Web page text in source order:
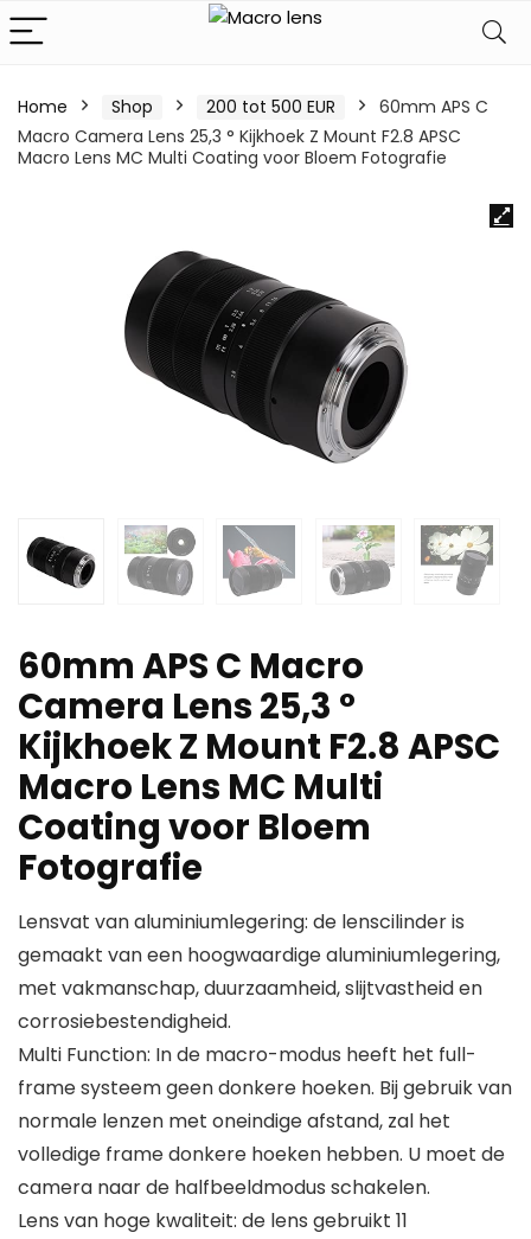
Home Shop 200 tot 500 EUR
60mm APS C
Macro Camera Lens 25,3 ° Kijkhoek Z Mount F2.8 APSC
Macro Lens MC Multi Coating voor Bloem Fotografie
60mm APS C Macro
Camera Lens 25,3 °
Kijkhoek Z Mount F2.8 APSC
Macro Lens MC Multi
Coating voor Bloem
Fotografie
Lensvat van aluminiumlegering: de lenscilinder is
gemaakt van een hoogwaardige aluminiumlegering,
met vakmanschap, duurzaamheid, slijtvastheid en
corrosiebestendigheid.
Multi Function: In de macro-modus heeft het full-
frame systeem geen donkere hoeken. Bij gebruik van
normale lenzen met oneindige afstand, zal het
volledige frame donkere hoeken hebben. U moet de
camera naar de halfbeeldmodus schakelen.
Lens van hoge kwaliteit: de lens gebruikt 11